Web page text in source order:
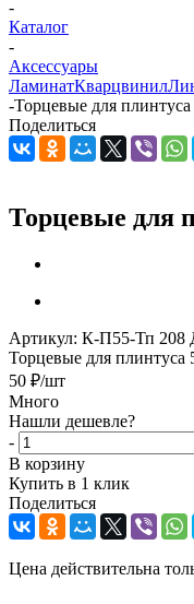
-
Каталог
-
Аксессуары
ЛаминатКварцвинил
-Торцевые для
Поделиться
Торцевые для
Артикул: К-П55-Тп
Торцевые для
50 ₽/шт
Много
Нашли дешевле?
-
В корзину
Купить в 1 клик
Поделиться
Цена действительна